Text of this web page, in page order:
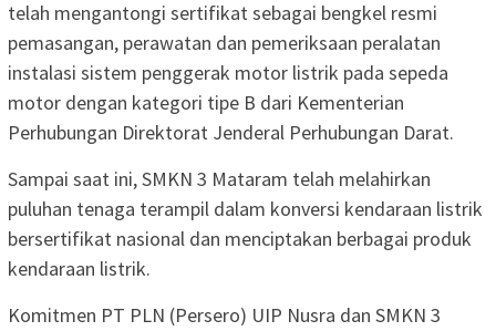
telah mengantongi sertifikat sebagai bengkel resmi
pemasangan, perawatan dan pemeriksaan peralatan
instalasi sistem penggerak motor listrik pada sepeda
motor dengan kategori tipe B dari Kementerian
Perhubungan Direktorat Jenderal Perhubungan Darat.
Sampai saat ini, SMKN 3 Mataram telah melahirkan
puluhan tenaga terampil dalam konversi kendaraan listrik
bersertifikat nasional dan menciptakan berbagai produk
kendaraan listrik.
Komitmen PT PLN (Persero) UIP Nusra dan SMKN 3